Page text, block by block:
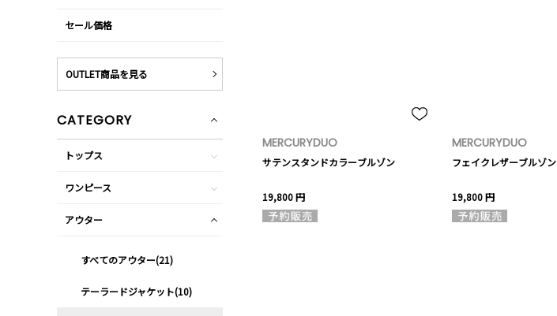
MERCURYDUO
サテンスタンドカラーブルゾン
19,800 円
MERCURYDUO
フェイクレザーブルゾン
19,800 円
セール価格
OUTLET商品を見る
CATEGORY
トップス
ワンピース
アウター
すべてのアウター(21)
テーラードジャケット(10)